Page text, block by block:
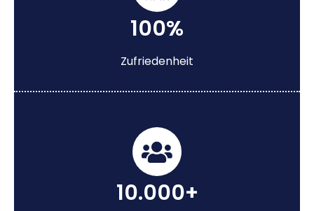
100%
Zufriedenheit
10.000+